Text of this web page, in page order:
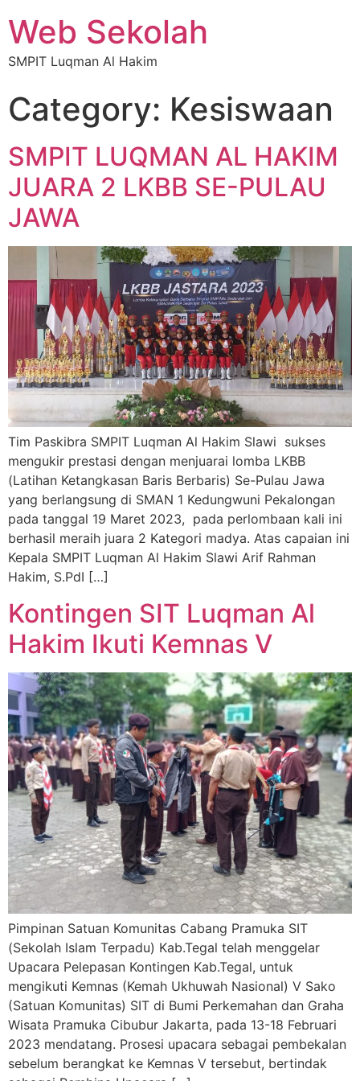
Web Sekolah
SMPIT Luqman Al Hakim
Category: Kesiswaan
SMPIT LUQMAN AL HAKIM
JUARA 2 LKBB SE-PULAU
JAWA
Tim Paskibra SMPIT Luqman Al Hakim Slawi sukses
mengukir prestasi dengan menjuarai lomba LKBB
(Latihan Ketangkasan Baris Berbaris) Se-Pulau Jawa
yang berlangsung di SMAN 1 Kedungwuni Pekalongan
pada tanggal 19 Maret 2023, pada perlombaan kali ini
berhasil meraih juara 2 Kategori madya. Atas capaian ini
Kepala SMPIT Luqman Al Hakim Slawi Arif Rahman
Hakim, S.PdI […]
Kontingen SIT Luqman Al
Hakim Ikuti Kemnas V
Pimpinan Satuan Komunitas Cabang Pramuka SIT
(Sekolah Islam Terpadu) Kab.Tegal telah menggelar
Upacara Pelepasan Kontingen Kab.Tegal, untuk
mengikuti Kemnas (Kemah Ukhuwah Nasional) V Sako
(Satuan Komunitas) SIT di Bumi Perkemahan dan Graha
Wisata Pramuka Cibubur Jakarta, pada 13-18 Februari
2023 mendatang. Prosesi upacara sebagai pembekalan
sebelum berangkat ke Kemnas V tersebut, bertindak